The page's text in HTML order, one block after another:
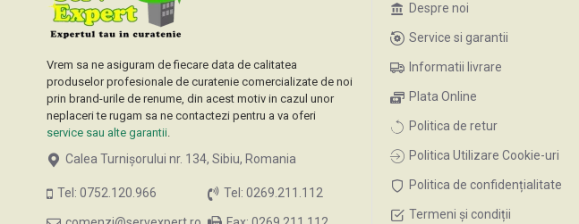
Vrem sa ne asiguram de fiecare data de calitatea
produselor profesionale de curatenie comercializate de noi
prin brand-urile de renume, din acest motiv in cazul unor
neplaceri te rugam sa ne contactezi pentru a va oferi
service sau alte garantii.
Calea Turnișorului nr. 134, Sibiu, Romania
Tel: 0752.120.966 Tel: 0269.211.112
Despre noi
Service si garantii
Informatii livrare
Plata Online
Politica de retur
Politica Utilizare Cookie-uri
Politica de confidențialitate
Termeni și condiții